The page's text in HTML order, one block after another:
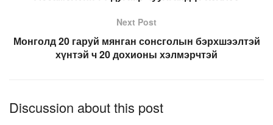
Next Post
Монголд 20 гаруй мянган сонсголын бэрхшээлтэй
хүнтэй ч 20 дохионы хэлмэрчтэй
Discussion about this post